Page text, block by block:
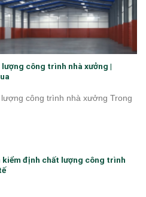
công trình nhà xưởng |
công trình nhà xưởng Trong
định chất lượng công trình